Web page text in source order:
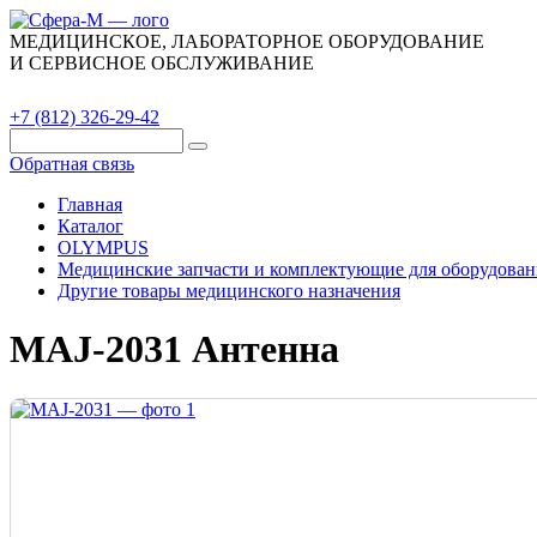
МЕДИЦИНСКОЕ, ЛАБОРАТОРНОЕ ОБОРУДОВАНИЕ
И СЕРВИСНОЕ ОБСЛУЖИВАНИЕ
+7 (812) 326-29-42
Обратная связь
Главная
Каталог
OLYMPUS
Медицинские запчасти и комплектующие для
Другие товары медицинского назначения
MAJ-2031 Антенна